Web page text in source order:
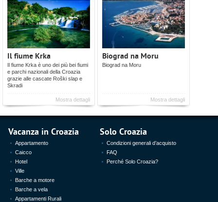
Il fiume Krka
Il fiume Krka è uno dei più bei fiumi
e parchi nazionali della Croazia
grazie alle cascate Roški slap e
Skradi
Mostra dettagli
Biograd na Moru
Biograd na Moru
Mostra dettagli
Vacanza in Croazia
Appartamento
Caicco
Hotel
Ville
Barche a motore
Barche a vela
Appartamenti Rurali
Solo Croazia
Condizioni generali d’acquisto
FAQ
Perché Solo Croazia?